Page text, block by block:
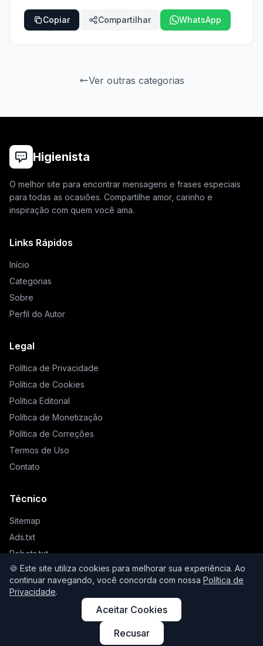
🍪 Este site utiliza cookies para melhorar sua experiência. Ao
continuar navegando, você concorda com nossa Política de
Privacidade.
Aceitar Cookies
Recusar
Copiar Compartilhar WhatsApp
Ver outras categorias
Higienista
O melhor site para encontrar mensagens e frases especiais
para todas as ocasiões. Compartilhe amor, carinho e
inspiração com quem você ama.
Links Rápidos
Início
Categorias
Sobre
Perfil do Autor
Legal
Política de Privacidade
Política de Cookies
Política Editorial
Política de Monetização
Política de Correções
Termos de Uso
Contato
Técnico
Sitemap
Ads.txt
Robots.txt
Llms.txt
© 2026 Higienista. Todos os direitos reservados.